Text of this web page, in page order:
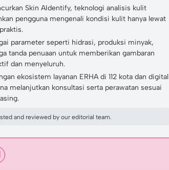
Skin AIdentify, teknologi analisis kulit
pengguna mengenali kondisi kulit hanya lewat
parameter seperti hidrasi, produksi minyak,
tanda penuaan untuk memberikan gambaran
dan menyeluruh.
ekosistem layanan ERHA di 112 kota dan digital
melanjutkan konsultasi serta perawatan sesuai
and reviewed by our editorial team.